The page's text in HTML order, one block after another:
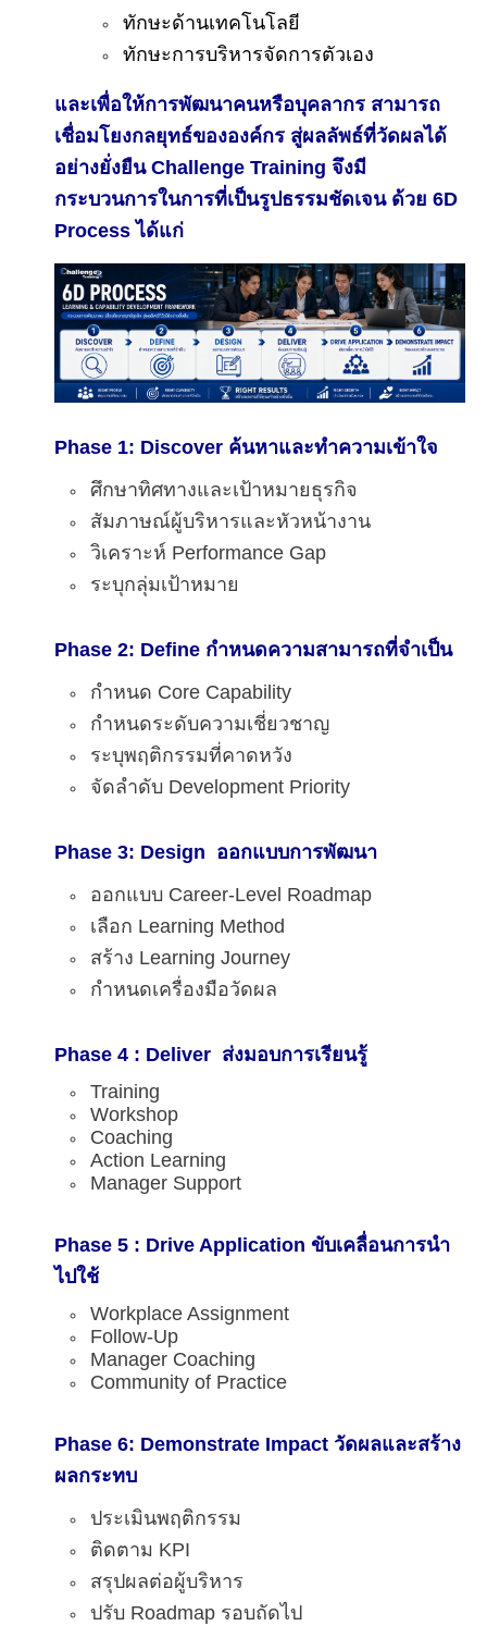
ทักษะด้านเทคโนโลยี
ทักษะการบริหารจัดการตัวเอง
และเพื่อให้การพัฒนาคนหรือบุคลากร สามารถ
เชื่อมโยงกลยุทธ์ขององค์กร สู่ผลลัพธ์ที่วัดผลได้
อย่างยั่งยืน Challenge Training จึงมี
กระบวนการในการที่เป็นรูปธรรมชัดเจน ด้วย 6D
Process ได้แก่
Phase 1: Discover ค้นหาและทำความเข้าใจ
ศึกษาทิศทางและเป้าหมายธุรกิจ
สัมภาษณ์ผู้บริหารและหัวหน้างาน
วิเคราะห์ Performance Gap
ระบุกลุ่มเป้าหมาย
Phase 2: Define กำหนดความสามารถที่จำเป็น
กำหนด Core Capability
กำหนดระดับความเชี่ยวชาญ
ระบุพฤติกรรมที่คาดหวัง
จัดลำดับ Development Priority
Phase 3: Design ออกแบบการพัฒนา
ออกแบบ Career-Level Roadmap
เลือก Learning Method
สร้าง Learning Journey
กำหนดเครื่องมือวัดผล
Phase 4 : Deliver ส่งมอบการเรียนรู้
Training
Workshop
Coaching
Action Learning
Manager Support
Phase 5 : Drive Application ขับเคลื่อนการนำ
ไปใช้
Workplace Assignment
Follow-Up
Manager Coaching
Community of Practice
Phase 6: Demonstrate Impact วัดผลและสร้าง
ผลกระทบ
ประเมินพฤติกรรม
ติดตาม KPI
สรุปผลต่อผู้บริหาร
ปรับ Roadmap รอบถัดไป